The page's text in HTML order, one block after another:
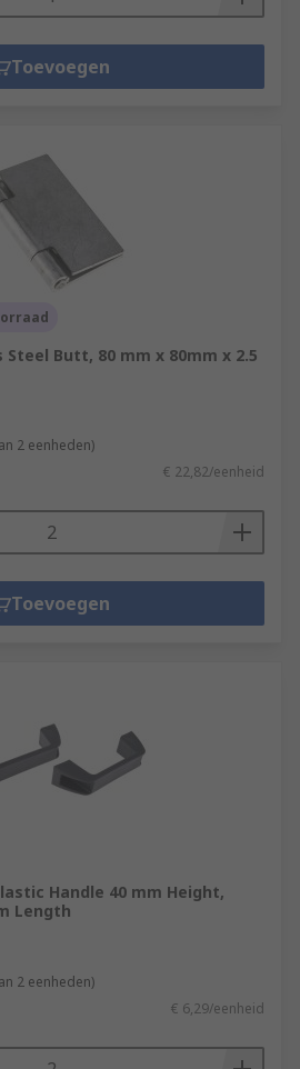
Toevoegen
Butt, 80 mm x 80mm x 2.5
2 eenheden)
€ 22,82/eenheid
Toevoegen
Handle 40 mm Height,
Length
2 eenheden)
€ 6,29/eenheid